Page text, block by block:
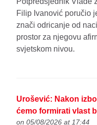
Filip Ivanović poručio
znači odricanje od
prostor za njegovu
svjetskom nivou.
Urošević: Nakon
ćemo formirati vlast
on 05/08/2026 at 17:44